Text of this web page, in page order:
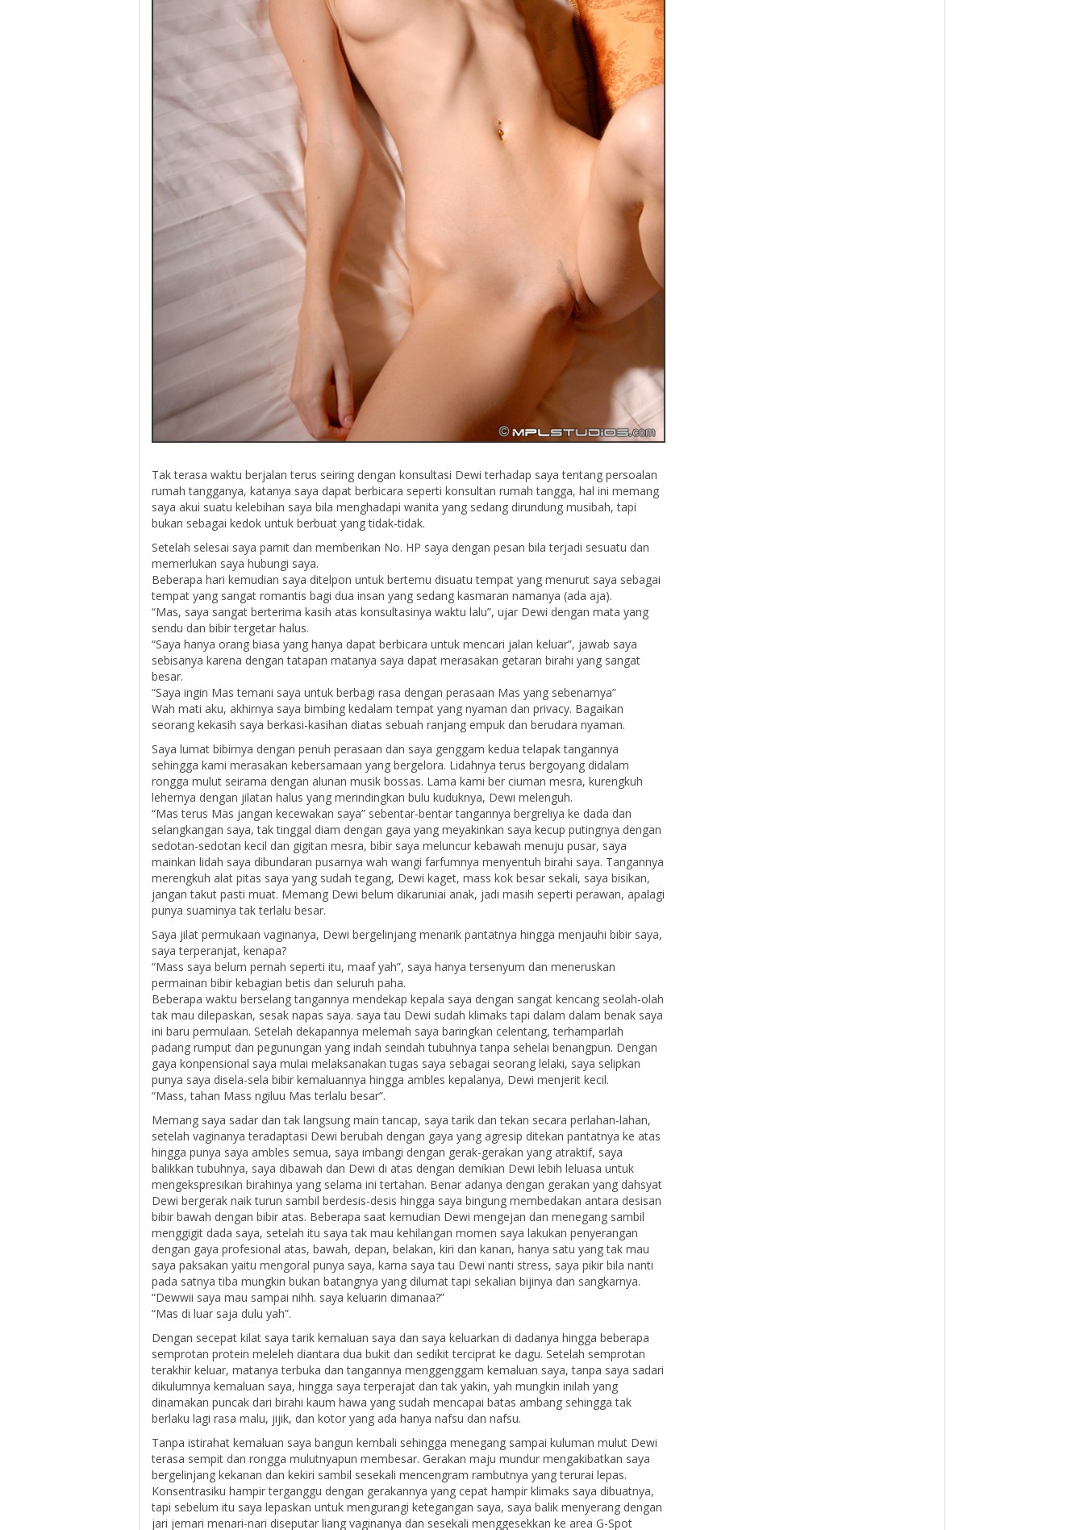
Tak terasa waktu berjalan terus seiring dengan konsultasi Dewi terhadap saya tentang persoalan
rumah tangganya, katanya saya dapat berbicara seperti konsultan rumah tangga, hal ini memang
saya akui suatu kelebihan saya bila menghadapi wanita yang sedang dirundung musibah, tapi
bukan sebagai kedok untuk berbuat yang tidak-tidak.
Setelah selesai saya pamit dan memberikan No. HP saya dengan pesan bila terjadi sesuatu dan
memerlukan saya hubungi saya.
Beberapa hari kemudian saya ditelpon untuk bertemu disuatu tempat yang menurut saya sebagai
tempat yang sangat romantis bagi dua insan yang sedang kasmaran namanya (ada aja).
“Mas, saya sangat berterima kasih atas konsultasinya waktu lalu”, ujar Dewi dengan mata yang
sendu dan bibir tergetar halus.
“Saya hanya orang biasa yang hanya dapat berbicara untuk mencari jalan keluar”, jawab saya
sebisanya karena dengan tatapan matanya saya dapat merasakan getaran birahi yang sangat
besar.
“Saya ingin Mas temani saya untuk berbagi rasa dengan perasaan Mas yang sebenarnya”
Wah mati aku, akhirnya saya bimbing kedalam tempat yang nyaman dan privacy. Bagaikan
seorang kekasih saya berkasi-kasihan diatas sebuah ranjang empuk dan berudara nyaman.
Saya lumat bibirnya dengan penuh perasaan dan saya genggam kedua telapak tangannya
sehingga kami merasakan kebersamaan yang bergelora. Lidahnya terus bergoyang didalam
rongga mulut seirama dengan alunan musik bossas. Lama kami ber ciuman mesra, kurengkuh
lehernya dengan jilatan halus yang merindingkan bulu kuduknya, Dewi melenguh.
“Mas terus Mas jangan kecewakan saya” sebentar-bentar tangannya bergreliya ke dada dan
selangkangan saya, tak tinggal diam dengan gaya yang meyakinkan saya kecup putingnya dengan
sedotan-sedotan kecil dan gigitan mesra, bibir saya meluncur kebawah menuju pusar, saya
mainkan lidah saya dibundaran pusarnya wah wangi farfumnya menyentuh birahi saya. Tangannya
merengkuh alat pitas saya yang sudah tegang, Dewi kaget, mass kok besar sekali, saya bisikan,
jangan takut pasti muat. Memang Dewi belum dikaruniai anak, jadi masih seperti perawan, apalagi
punya suaminya tak terlalu besar.
Saya jilat permukaan vaginanya, Dewi bergelinjang menarik pantatnya hingga menjauhi bibir saya,
saya terperanjat, kenapa?
“Mass saya belum pernah seperti itu, maaf yah”, saya hanya tersenyum dan meneruskan
permainan bibir kebagian betis dan seluruh paha.
Beberapa waktu berselang tangannya mendekap kepala saya dengan sangat kencang seolah-olah
tak mau dilepaskan, sesak napas saya. saya tau Dewi sudah klimaks tapi dalam dalam benak saya
ini baru permulaan. Setelah dekapannya melemah saya baringkan celentang, terhamparlah
padang rumput dan pegunungan yang indah seindah tubuhnya tanpa sehelai benangpun. Dengan
gaya konpensional saya mulai melaksanakan tugas saya sebagai seorang lelaki, saya selipkan
punya saya disela-sela bibir kemaluannya hingga ambles kepalanya, Dewi menjerit kecil.
“Mass, tahan Mass ngiluu Mas terlalu besar”.
Memang saya sadar dan tak langsung main tancap, saya tarik dan tekan secara perlahan-lahan,
setelah vaginanya teradaptasi Dewi berubah dengan gaya yang agresip ditekan pantatnya ke atas
hingga punya saya ambles semua, saya imbangi dengan gerak-gerakan yang atraktif, saya
balikkan tubuhnya, saya dibawah dan Dewi di atas dengan demikian Dewi lebih leluasa untuk
mengekspresikan birahinya yang selama ini tertahan. Benar adanya dengan gerakan yang dahsyat
Dewi bergerak naik turun sambil berdesis-desis hingga saya bingung membedakan antara desisan
bibir bawah dengan bibir atas. Beberapa saat kemudian Dewi mengejan dan menegang sambil
menggigit dada saya, setelah itu saya tak mau kehilangan momen saya lakukan penyerangan
dengan gaya profesional atas, bawah, depan, belakan, kiri dan kanan, hanya satu yang tak mau
saya paksakan yaitu mengoral punya saya, karna saya tau Dewi nanti stress, saya pikir bila nanti
pada satnya tiba mungkin bukan batangnya yang dilumat tapi sekalian bijinya dan sangkarnya.
“Dewwii saya mau sampai nihh. saya keluarin dimanaa?”
“Mas di luar saja dulu yah”.
Dengan secepat kilat saya tarik kemaluan saya dan saya keluarkan di dadanya hingga beberapa
semprotan protein meleleh diantara dua bukit dan sedikit terciprat ke dagu. Setelah semprotan
terakhir keluar, matanya terbuka dan tangannya menggenggam kemaluan saya, tanpa saya sadari
dikulumnya kemaluan saya, hingga saya terperajat dan tak yakin, yah mungkin inilah yang
dinamakan puncak dari birahi kaum hawa yang sudah mencapai batas ambang sehingga tak
berlaku lagi rasa malu, jijik, dan kotor yang ada hanya nafsu dan nafsu.
Tanpa istirahat kemaluan saya bangun kembali sehingga menegang sampai kuluman mulut Dewi
terasa sempit dan rongga mulutnyapun membesar. Gerakan maju mundur mengakibatkan saya
bergelinjang kekanan dan kekiri sambil sesekali mencengram rambutnya yang terurai lepas.
Konsentrasiku hampir terganggu dengan gerakannya yang cepat hampir klimaks saya dibuatnya,
tapi sebelum itu saya lepaskan untuk mengurangi ketegangan saya, saya balik menyerang dengan
jari jemari menari-nari diseputar liang vaginanya dan sesekali menggesekkan ke area G-Spot